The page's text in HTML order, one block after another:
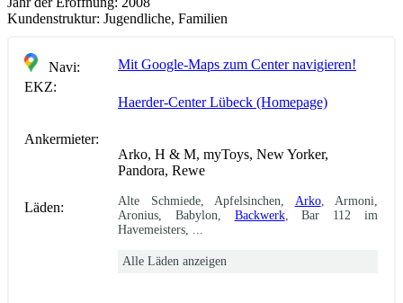
Kundenstruktur: Jugendliche, Familien
Navi:
Mit Google-Maps zum Center navigieren!
EKZ:
Haerder-Center Lübeck (Homepage)
Ankermieter:
Arko, H & M, myToys, New Yorker,
Pandora, Rewe
Läden: Alte Schmiede, Apfelsinchen, Arko, Armoni,
Aronius, Babylon, Backwerk, Bar 112 im
Havemeisters, ...
Alle Läden anzeigen